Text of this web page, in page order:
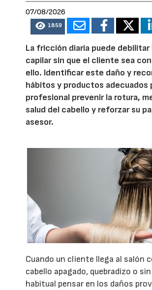
07/08/2026
1859
La fricción diaria puede debilitar
capilar sin que el cliente sea
ello. Identificar este daño y
hábitos y productos adecuados
profesional prevenir la rotura,
salud del cabello y reforzar su
asesor.
Cuando un cliente llega al salón
cabello apagado, quebradizo o
habitual pensar en los daños